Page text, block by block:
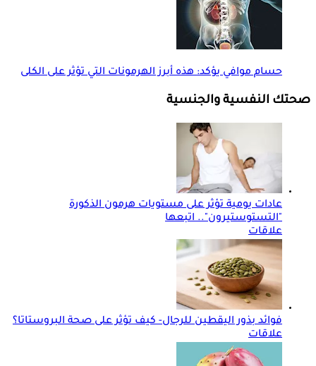
حسام موافي يؤكد: هذه أبرز الهرمونات التي تؤثر على الكلى
صحتك النفسية والجنسية
عادات يومية تؤثر على مستويات هرمون الذكورة
"التستوستيرون".. اتبعها
علاقات
فوائد بذور اليقطين للرجال- كيف تؤثر على صحة البروستاتا؟
علاقات